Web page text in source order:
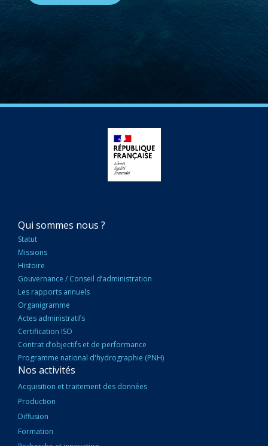
NAVIGATION
PRINCIPALE
Qui sommes nous ?
Statut
Missions
Histoire
Gouvernance / Conseil d’administration
Les rapports annuels
Organigramme
Actes administratifs
Certification ISO
Contrat d’objectifs et de performance
Programme national d'hydrographie (PNH)
Nos activités
Acquisition et traitement des données
Production
Diffusion
Formation